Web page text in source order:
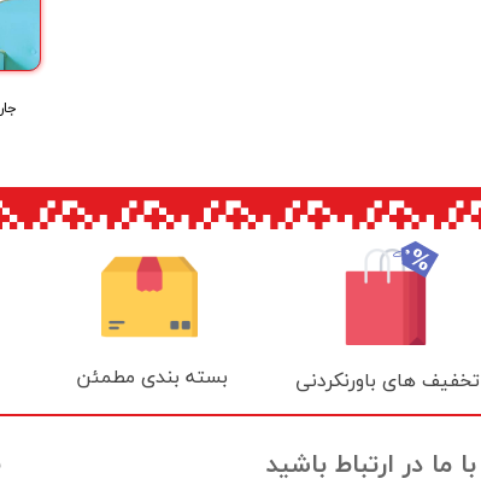
تخفیف های باورنکردنی بسته بندی مطمئن
با ما در ارتباط باشید